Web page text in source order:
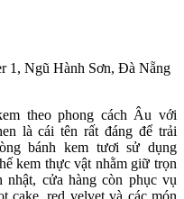
1, Ngũ Hành Sơn, Đà Nẵng
theo phong cách Âu với
là cái tên rất đáng để trải
bánh kem tươi sử dụng
kem thực vật nhằm giữ trọn
cửa hàng còn phục vụ
cake, red velvet và các món